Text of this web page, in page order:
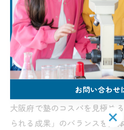
囲気やサポート内容を確認し
績も参考になりますが、最終
たい」と思えるかを重視する
の基準となります。
大阪府で塾のコスパを見極め
大阪府で塾のコスパを見極め
られる成果」のバランスを具
お問い合わ
お問い合わせ